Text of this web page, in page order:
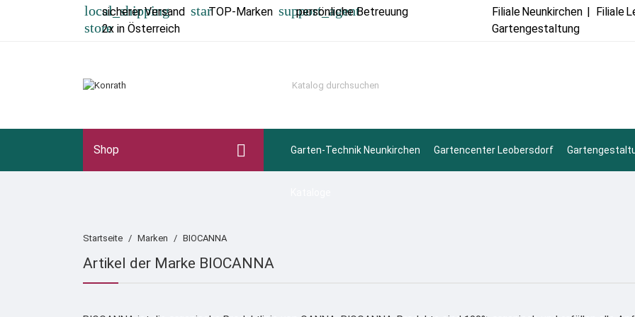
local_shipping
sicherer Versand starTOP-Marken support_agent
persönliche Betreuung
store2x in Österreich
FilialeNeunkirchen | Filiale
Gartengestaltung
Shop  Garten-Technik Neunkirchen Gartencenter Leobersdorf
Startseite Marken BIOCANNA
Artikel der Marke BIOCANNA